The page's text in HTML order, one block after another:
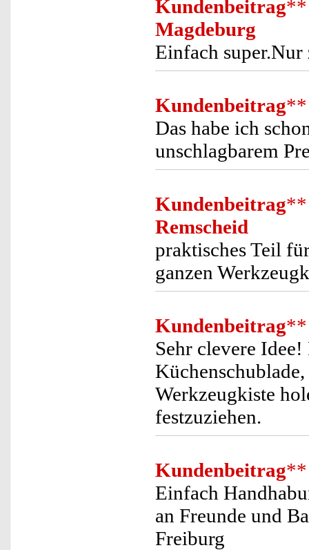
Kundenbeitrag**
Magdeburg
Einfach
Kundenbeitrag**
Das habe ich
unschlagbarem
Kundenbeitrag**
Remscheid
praktisches Teil
ganzen
Kundenbeitrag**
Sehr clevere
Werkzeugkiste
festzuziehen.
Kundenbeitrag**
Einfach
an Freunde und
Freiburg